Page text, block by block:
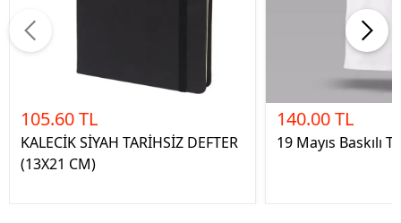
105.60 TL
KALECİK SİYAH TARİHSİZ DEFTER
(13X21 CM)
140.00 TL
19 Mayıs Baskılı